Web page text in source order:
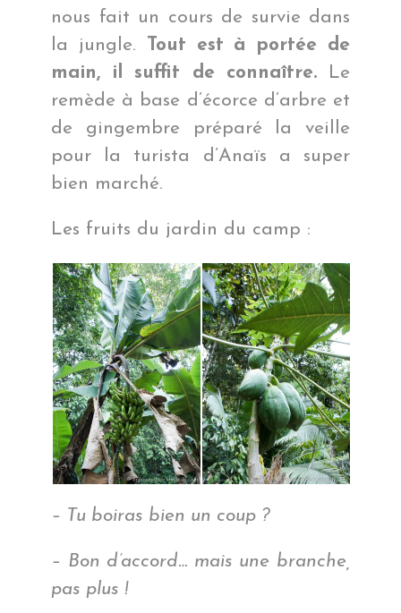
nous fait un cours de survie dans
la jungle. Tout est à portée de
main, il suffit de connaître.Le
remède à base d’écorce d’arbre et
de gingembre préparé la veille
pour la turista d’Anaïs a super
bien marché.
Les fruits du jardin du camp :
– Tu boiras bien un coup ?
– Bon d’accord… mais une branche,
pas plus !